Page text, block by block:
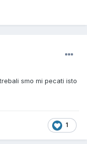
smo mi pecati isto
1